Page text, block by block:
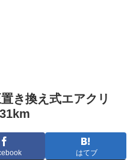
き換え式エアクリ
はてブ